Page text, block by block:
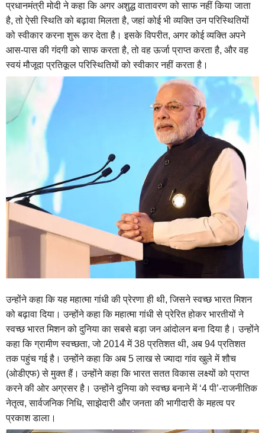
प्रधानमंत्री मोदी ने कहा कि अगर अशुद्ध वातावरण को साफ नहीं किया जाता
है, तो ऐसी स्थिति को बढ़ावा मिलता है, जहां कोई भी व्यक्ति उन परिस्थितियों
को स्वीकार करना शुरू कर देता है। इसके विपरीत, अगर कोई व्यक्ति अपने
आस-पास की गंदगी को साफ करता है, तो वह ऊर्जा प्राप्त करता है, और वह
स्वयं मौजूदा प्रतिकूल परिस्थितियों को स्वीकार नहीं करता है।
उन्होंने कहा कि यह महात्मा गांधी की प्रेरणा ही थी, जिसने स्वच्छ भारत मिशन
को बढ़ावा दिया। उन्होंने कहा कि महात्मा गांधी से प्रेरित होकर भारतीयों ने
स्वच्छ भारत मिशन को दुनिया का सबसे बड़ा जन आंदोलन बना दिया है। उन्होंने
कहा कि ग्रामीण स्वच्छता, जो 2014 में 38 प्रतिशत थी, अब 94 प्रतिशत
तक पहुंच गई है। उन्होंने कहा कि अब 5 लाख से ज्यादा गांव खुले में शौच
(ओडीएफ) से मुक्त हैं। उन्होंने कहा कि भारत सतत विकास लक्ष्यों को प्राप्त
करने की ओर अग्रसर है। उन्होंने दुनिया को स्वच्छ बनाने में ‘4 पी’-राजनीतिक
नेतृत्व, सार्वजनिक निधि, साझेदारी और जनता की भागीदारी के महत्व पर
प्रकाश डाला।